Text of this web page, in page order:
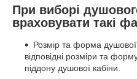
При виборі
враховувати такі
Розмір та форма
відповідні розміри та
піддону душової кабіни.